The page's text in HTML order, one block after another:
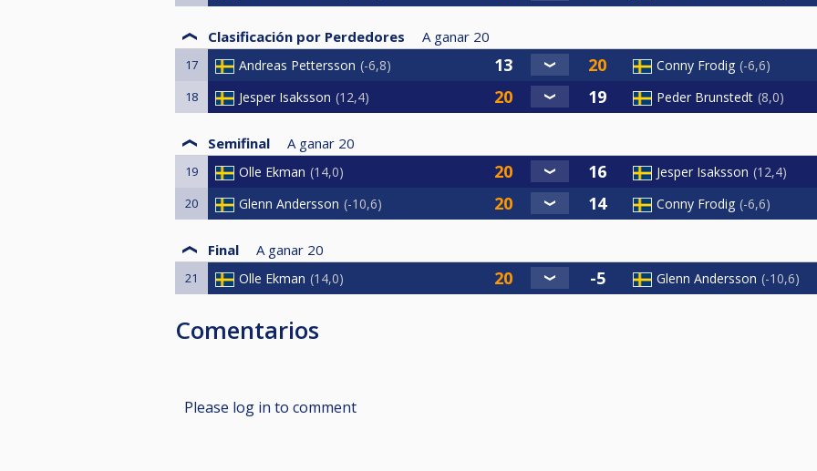
Clasificación por Perdedores A ganar 20
17 Andreas Pettersson -6,8 Conny Frodig -6,6
18 Jesper Isaksson 12,4 Peder Brunstedt 8,0
Semifinal A ganar 20
19 Olle Ekman 14,0 Jesper Isaksson 12,4
20 Glenn Andersson -10,6 Conny Frodig -6,6
Final A ganar 20
21 Olle Ekman 14,0 Glenn Andersson -10,6
Comentarios
Please log in to comment